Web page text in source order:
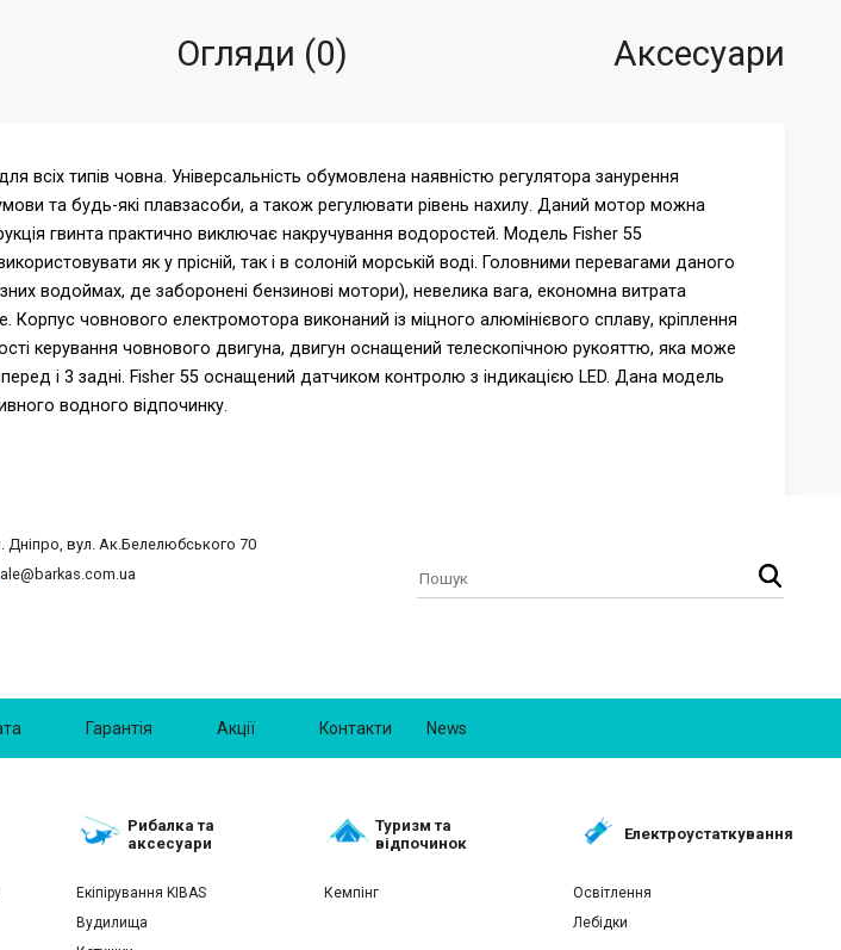
Огляди (0) Аксесуари
всіх типів човна. Універсальність обумовлена ​​наявністю регулятора занурення
та будь-які плавзасоби, а також регулювати рівень нахилу. Даний мотор можна
гвинта практично виключає накручування водоростей. Модель Fisher 55
як у прісній, так і в солоній морській воді. Головними перевагами даного
водоймах, де заборонені бензинові мотори), невелика вага, економна витрата
Корпус човнового електромотора виконаний із міцного алюмінієвого сплаву, кріплення
керування човнового двигуна, двигун оснащений телескопічною рукояттю, яка може
і 3 задні. Fisher 55 оснащений датчиком контролю з індикацією LED. Дана модель
водного відпочинку.
Дніпро, вул. Ак.Белелюбського 70
Гарантія Акції Контакти News
Рибалка та
аксесуари
Екіпірування KIBAS
Вудилища
Туризм та
відпочинок
Кемпінг
Електроустаткування
Освітлення
Лебідки